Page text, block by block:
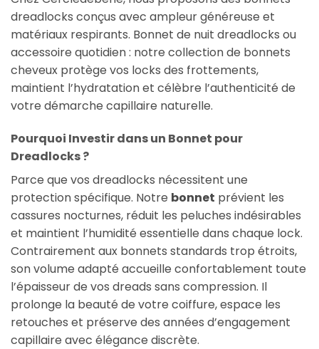
dreadlocks conçus avec ampleur généreuse et
matériaux respirants. Bonnet de nuit dreadlocks ou
accessoire quotidien : notre collection de bonnets
cheveux protège vos locks des frottements,
maintient l’hydratation et célèbre l’authenticité de
votre démarche capillaire naturelle.
Pourquoi Investir dans un Bonnet pour
Dreadlocks ?
Parce que vos dreadlocks nécessitent une
protection spécifique. Notre bonnet prévient les
cassures nocturnes, réduit les peluches indésirables
et maintient l’humidité essentielle dans chaque lock.
Contrairement aux bonnets standards trop étroits,
son volume adapté accueille confortablement toute
l’épaisseur de vos dreads sans compression. Il
prolonge la beauté de votre coiffure, espace les
retouches et préserve des années d’engagement
capillaire avec élégance discrète.